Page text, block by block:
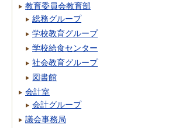
教育委員会教育部
総務グループ
学校教育グループ
学校給食センター
社会教育グループ
図書館
会計室
会計グループ
議会事務局